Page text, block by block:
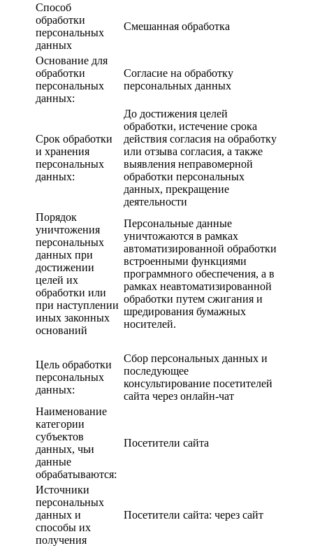
Способ
обработки
персональных
данных
Смешанная обработка
Основание для
обработки
персональных
данных:
Согласие на обработку
персональных данных
Срок обработки
и хранения
персональных
данных:
До достижения целей
обработки, истечение срока
действия согласия на обработку
или отзыва согласия, а также
выявления неправомерной
обработки персональных
данных, прекращение
деятельности
Порядок
уничтожения
персональных
данных при
достижении
целей их
обработки или
при наступлении
иных законных
оснований
Персональные данные
уничтожаются в рамках
автоматизированной обработки
встроенными функциями
программного обеспечения, а в
рамках неавтоматизированной
обработки путем сжигания и
шредирования бумажных
носителей.
Цель обработки
персональных
данных:
Сбор персональных данных и
последующее
консультирование посетителей
сайта через онлайн-чат
Наименование
категории
субъектов
данных, чьи
данные
обрабатываются:
Посетители сайта
Источники
персональных
данных и
способы их
получения
Посетители сайта: через сайт